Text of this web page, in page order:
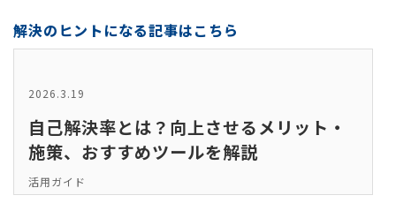
解決のヒントになる記事はこちら
2026.3.19
自己解決率とは？向上させるメリット・
施策、おすすめツールを解説
活用ガイド